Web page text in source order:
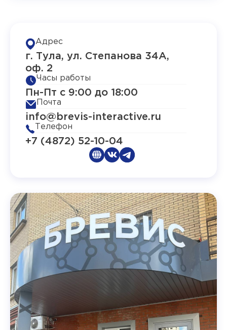
Адрес
г. Тула, ул. Степанова 34А,
оф. 2
Часы работы
Пн-Пт с 9:00 до 18:00
Почта
info@brevis-interactive.ru
Телефон
+7 (4872) 52-10-04